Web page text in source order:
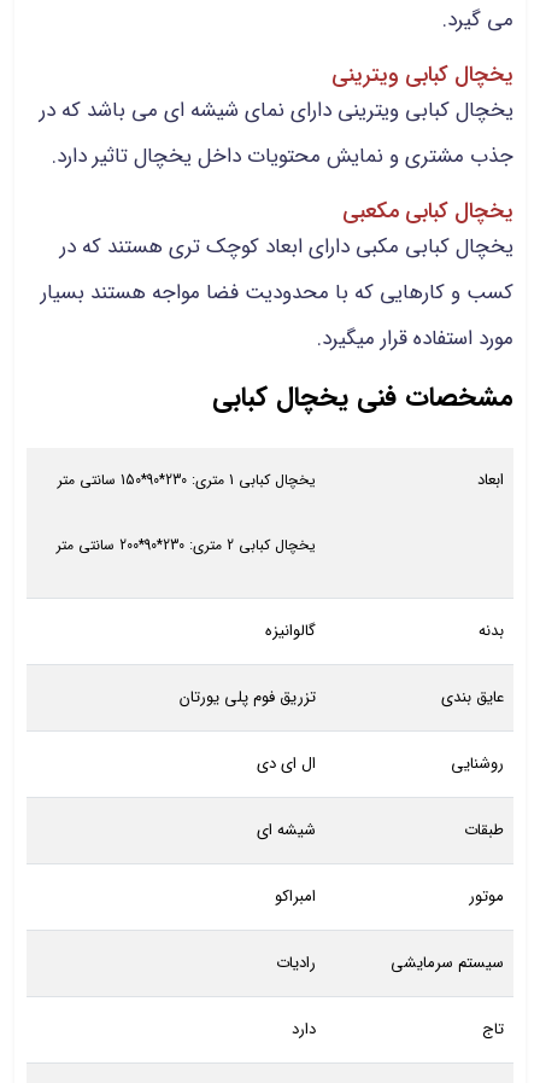
می گیرد.
یخچال کبابی ویترینی
یخچال کبابی ویترینی دارای نمای شیشه ای می باشد که در
جذب مشتری و نمایش محتویات داخل یخچال تاثیر دارد.
یخچال کبابی مکعبی
یخچال کبابی مکبی دارای ابعاد کوچک تری هستند که در
کسب و کارهایی که با محدودیت فضا مواجه هستند بسیار
مورد استفاده قرار میگیرد.
مشخصات فنی یخچال کبابی
ابعاد یخچال کبابی 1 متری: 230*90*150 سانتی متر
یخچال کبابی 2 متری: 230*90*200 سانتی متر
بدنه گالوانیزه
عایق بندی تزریق فوم پلی یورتان
روشنایی ال ای دی
طبقات شیشه ای
موتور امبراکو
سیستم سرمایشی رادیات
تاج دارد